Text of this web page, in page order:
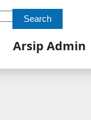
Search
Arsip Admin